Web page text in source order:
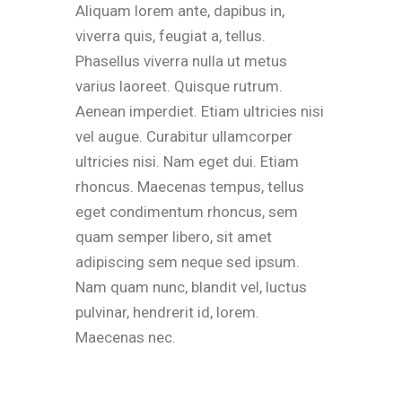
Aliquam lorem ante, dapibus in,
viverra quis, feugiat a, tellus.
Phasellus viverra nulla ut metus
varius laoreet. Quisque rutrum.
Aenean imperdiet. Etiam ultricies nisi
vel augue. Curabitur ullamcorper
ultricies nisi. Nam eget dui. Etiam
rhoncus. Maecenas tempus, tellus
eget condimentum rhoncus, sem
quam semper libero, sit amet
adipiscing sem neque sed ipsum.
Nam quam nunc, blandit vel, luctus
pulvinar, hendrerit id, lorem.
Maecenas nec.